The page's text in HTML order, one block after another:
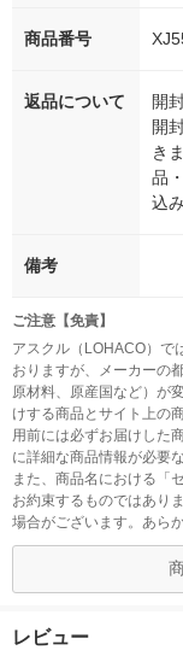
商品番号
返品について
開
開
き
品
込
備考
ご注意【免責】
アスクル（LOHACO）で
おりますが、メーカーの
原材料、原産国など）が
けする商品とサイト上の
用前には必ずお届けした
に詳細な商品情報が必要
また、商品名における「
お約束するものではあり
場合がございます。あら
レビュー